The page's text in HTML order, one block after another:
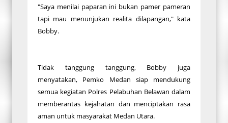
"Saya menilai paparan ini bukan pamer pameran
tapi mau menunjukan realita dilapangan," kata
Bobby.
Tidak tanggung tanggung, Bobby juga
menyatakan, Pemko Medan siap mendukung
semua kegiatan Polres Pelabuhan Belawan dalam
memberantas kejahatan dan menciptakan rasa
aman untuk masyarakat Medan Utara.